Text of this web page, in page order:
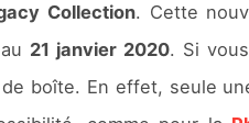
Collection. Cette
21 janvier 2020. Si
de boîte. En effet, seule